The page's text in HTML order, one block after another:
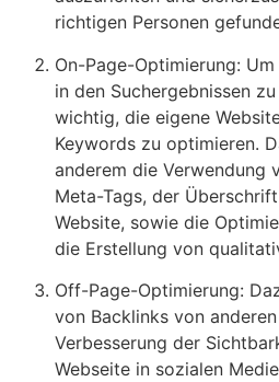
richtigen Personen
On-Page-Optimierung:
in den Suchergebnissen
wichtig, die eigene
Keywords zu optimieren.
anderem die Verwendung
Meta-Tags, der
Website, sowie die
die Erstellung von
Off-Page-Optimierung:
von Backlinks von
Verbesserung der
Webseite in sozialen